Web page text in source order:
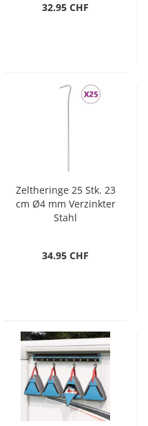
32.95 CHF
Zeltheringe 25 Stk. 23
cm Ø4 mm Verzinkter
Stahl
34.95 CHF